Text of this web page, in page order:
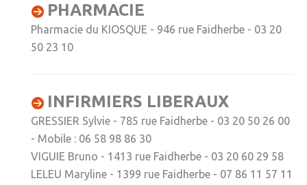
» Actualités
» Agenda
» Commerces et artisans
» Démarches administratives
» Gîtes - Chambres d'hôtes
PHARMACIE
Pharmacie du KIOSQUE - 946 rue Faidherbe - 03 20
50 23 10
INFIRMIERS LIBERAUX
GRESSIER Sylvie - 785 rue Faidherbe - 03 20 50 26 00
- Mobile : 06 58 98 86 30
VIGUIE Bruno - 1413 rue Faidherbe - 03 20 60 29 58
LELEU Maryline - 1399 rue Faidherbe - 07 86 11 57 11